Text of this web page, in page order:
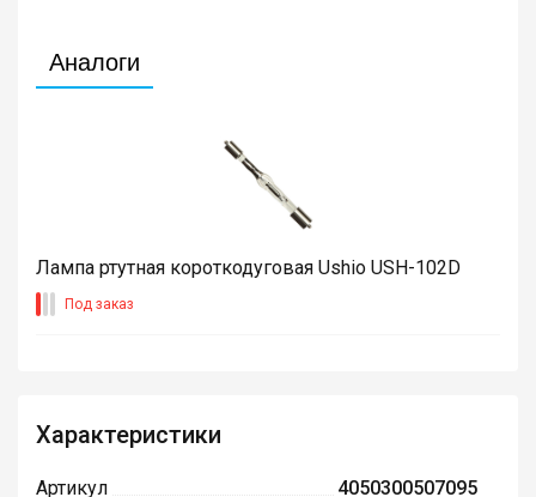
Аналоги
Лампа ртутная короткодуговая Ushio USH-102D
Под заказ
Характеристики
Артикул 4050300507095